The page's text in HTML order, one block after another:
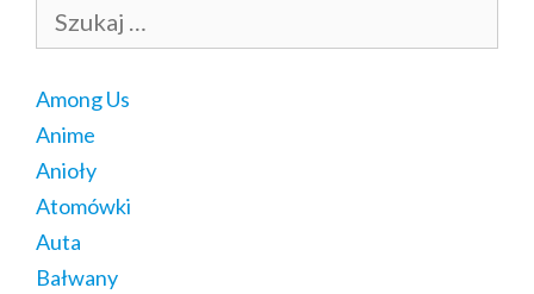
Among Us
Anime
Anioły
Atomówki
Auta
Bałwany